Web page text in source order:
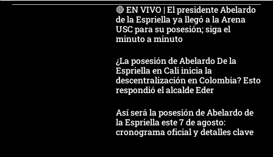
🔴 EN VIVO | El presidente Abelardo
de la Espriella ya llegó a la Arena
USC para su posesión; siga el
minuto a minuto
¿La posesión de Abelardo De la
Espriella en Cali inicia la
descentralización en Colombia? Esto
respondió el alcalde Eder
Así será la posesión de Abelardo de
la Espriella este 7 de agosto:
cronograma oficial y detalles clave